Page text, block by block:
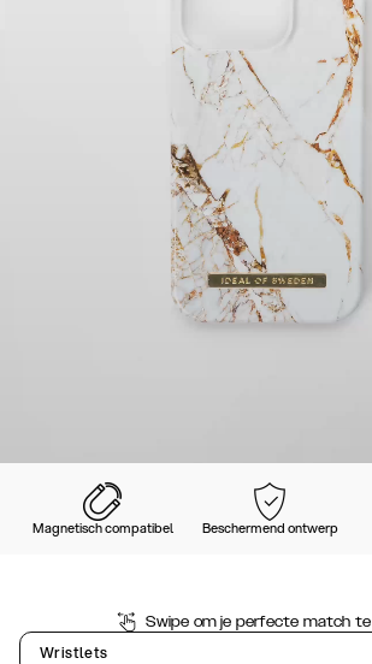
Magnetisch compatibel Beschermend ontwerp
Swipe om je perfecte match te
Wristlets